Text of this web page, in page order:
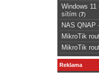
Windows
sítím (7)
NAS QNAP
MikroTik
MikroTik
Reklama